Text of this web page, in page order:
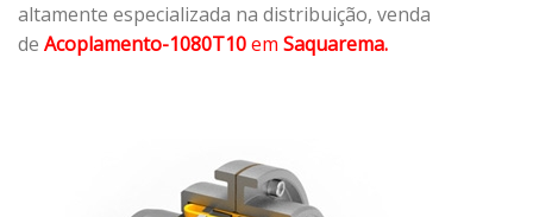
altamente especializada na distribuição, venda
de Acoplamento-1080T10em Saquarema.